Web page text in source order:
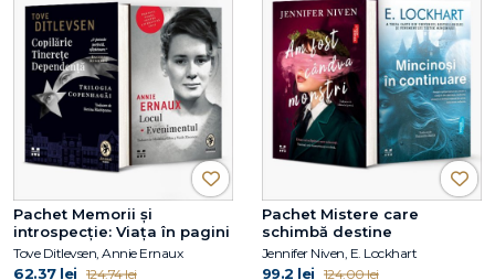
Pachet Memorii și
introspecție: Viața în pagini
Tove Ditlevsen, Annie Ernaux
62.37 lei 124.74 lei
Pachet Mistere care
schimbă destine
Jennifer Niven, E. Lockhart
99.2 lei 124.00 lei